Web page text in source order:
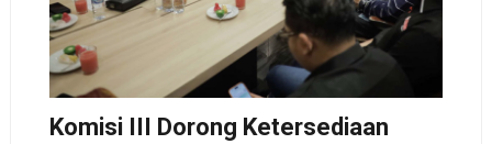
Komisi III Dorong Ketersediaan